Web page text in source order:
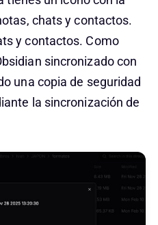
chats y contactos.
y contactos. Como
sincronizado con
una copia de seguridad
la sincronización de